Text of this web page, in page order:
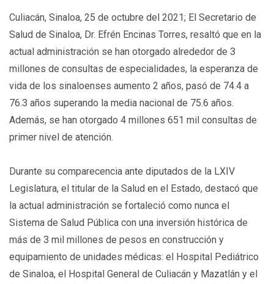
Culiacán, Sinaloa, 25 de octubre del 2021; El Secretario de
Salud de Sinaloa, Dr. Efrén Encinas Torres, resaltó que en la
actual administración se han otorgado alrededor de 3
millones de consultas de especialidades, la esperanza de
vida de los sinaloenses aumento 2 años, pasó de 74.4 a
76.3 años superando la media nacional de 75.6 años.
Además, se han otorgado 4 millones 651 mil consultas de
primer nivel de atención.
Durante su comparecencia ante diputados de la LXIV
Legislatura, el titular de la Salud en el Estado, destacó que
la actual administración se fortaleció como nunca el
Sistema de Salud Pública con una inversión histórica de
más de 3 mil millones de pesos en construcción y
equipamiento de unidades médicas: el Hospital Pediátrico
de Sinaloa, el Hospital General de Culiacán y Mazatlán y el